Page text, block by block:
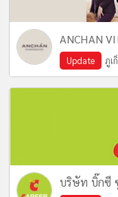
ANCHAN
Update ภูเ
บริษัท บิ๊กซี